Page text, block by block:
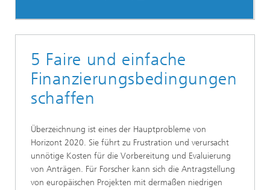
5 Faire und einfache
Finanzierungsbedingungen
schaffen
Überzeichnung ist eines der Hauptprobleme von
Horizont 2020. Sie führt zu Frustration und verursacht
unnötige Kosten für die Vorbereitung und Evaluierung
von Anträgen. Für Forscher kann sich die Antragstellung
von europäischen Projekten mit dermaßen niedrigen